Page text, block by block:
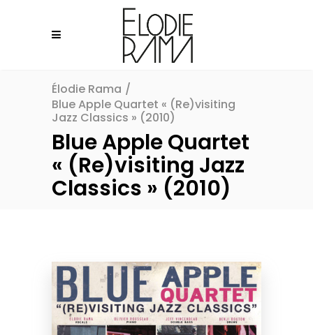
Élodie Rama /
Blue Apple Quartet « (Re)visiting
Jazz Classics » (2010)
Blue Apple Quartet
« (Re)visiting Jazz
Classics » (2010)